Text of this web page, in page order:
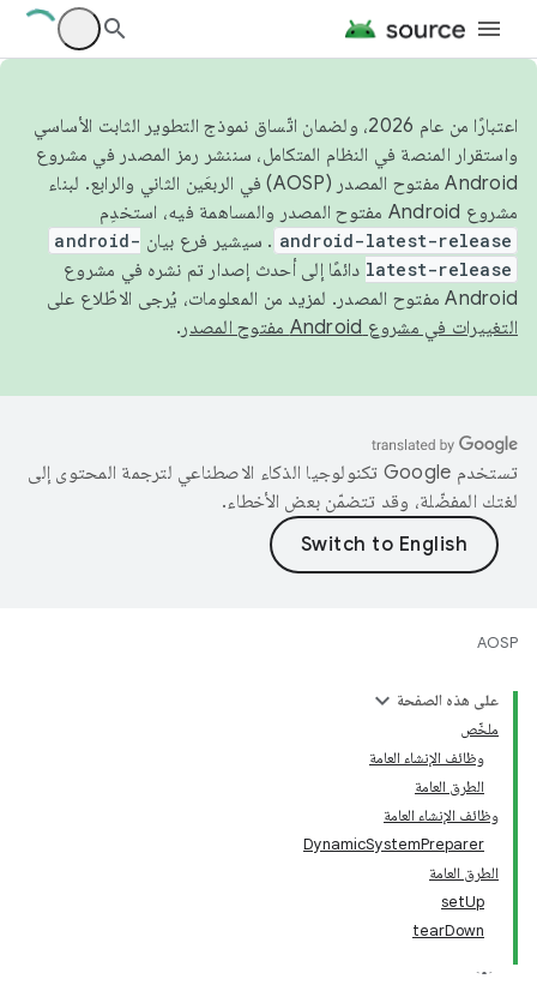
اعتبارًا من عام 2026، ولضمان اتّساق نموذج التطوير الثابت الأساسي
واستقرار المنصة في النظام المتكامل، سننشر رمز المصدر في مشروع
Android مفتوح المصدر (AOSP) في الربعَين الثاني والرابع. لبناء
مشروع Android مفتوح المصدر والمساهمة فيه، استخدِم
android-latest-release . سيشير فرع بيان android-
latest-release دائمًا إلى أحدث إصدار تم نشره في مشروع
Android مفتوح المصدر. لمزيد من المعلومات، يُرجى الاطّلاع على
التغييرات في مشروع Android مفتوح المصدر
.
تستخدم Google تكنولوجيا الذكاء الاصطناعي لترجمة المحتوى إلى
لغتك المفضّلة، وقد تتضمّن بعض الأخطاء.
AOSP
على هذه الصفحة
ملخّص
وظائف الإنشاء العامة
الطرق العامة
وظائف الإنشاء العامة
DynamicSystemPreparer
الطرق العامة
setUp
tearDown